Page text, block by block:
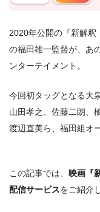
2020年公開の『新解釈
の福田雄一監督が、あ
ンターテイメント。
今回初タッグとなる大
山田孝之、佐藤二朗、
渡辺直美ら、福田組オ
この記事では、 映画『
配信サービスをご紹介